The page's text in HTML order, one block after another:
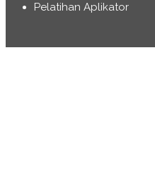
Pelatihan Aplikator